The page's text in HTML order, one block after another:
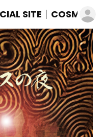
SITE│COSMIC